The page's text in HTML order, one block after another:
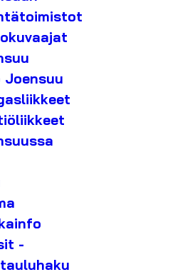
Joensuu
-